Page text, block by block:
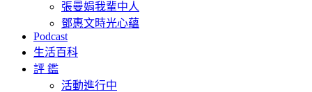
張曼娟我輩中人
鄧惠文時光心蘊
Podcast
生活百科
評 鑑
活動進行中